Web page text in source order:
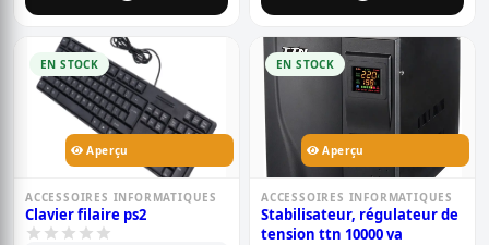
EN STOCK
Aperçu
ACCESSOIRES INFORMATIQUES
Clavier filaire ps2
EN STOCK
Aperçu
ACCESSOIRES INFORMATIQUES
Stabilisateur, régulateur de
tension ttn 10000 va